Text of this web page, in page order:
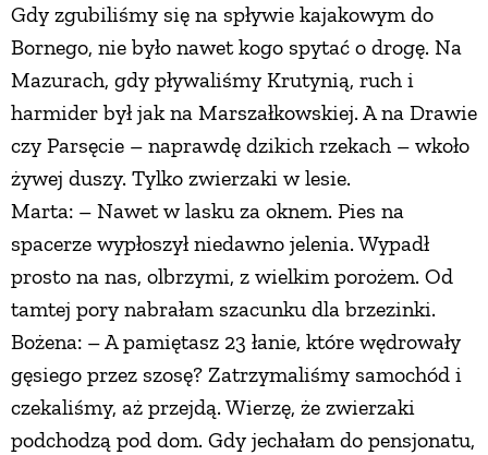
Gdy zgubiliśmy się na spływie kajakowym do
Bornego, nie było nawet kogo spytać o drogę. Na
Mazurach, gdy pływaliśmy Krutynią, ruch i
harmider był jak na Marszałkowskiej. A na Drawie
czy Parsęcie – naprawdę dzikich rzekach – wkoło
żywej duszy. Tylko zwierzaki w lesie.
Marta: – Nawet w lasku za oknem. Pies na
spacerze wypłoszył niedawno jelenia. Wypadł
prosto na nas, olbrzymi, z wielkim porożem. Od
tamtej pory nabrałam szacunku dla brzezinki.
Bożena: – A pamiętasz 23 łanie, które wędrowały
gęsiego przez szosę? Zatrzymaliśmy samochód i
czekaliśmy, aż przejdą. Wierzę, że zwierzaki
podchodzą pod dom. Gdy jechałam do pensjonatu,